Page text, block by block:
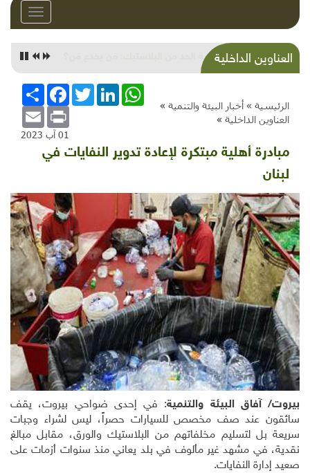
Toggle
العناوين الداخليةشذرات بيئية وتنموية.. أسبوع لجنين وتكافل وحر ورثاء
وعدو أبيض
الرئيسية » أخبار البيئة والتنمية »
العناوين الداخلية »
انشر
FacebookTwitterLinkedInWhatsApp
Email Print
01 آب 2023
مبادرة أهلية مبتكرة لإعادة تدوير النفايات في
لبنان
بيروت/ آفاق البيئة والتنمية: في إحدى ضواحي بيروت، يقف
سائقون عند صف مخصص للسيارات حصراً، ليس لشراء وجبات
سريعة بل لتسليم مخلفاتهم من البلاستيك والورق، مقابل مبالغ
نقدية، في مشهد غير مألوف في بلد يعاني منذ سنوات أزمات على
صعيد إدارة النفايات.